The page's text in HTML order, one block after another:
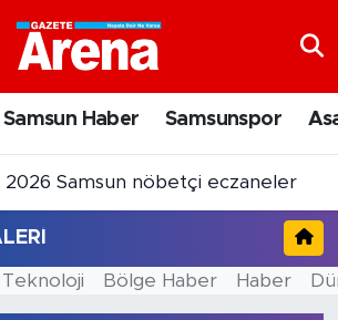
Samsun Haber Samsunspor
2026 Samsun nöbetçi eczaneler
Bölge Haber Haber
Vakitleri
Durumu ve Fikstür